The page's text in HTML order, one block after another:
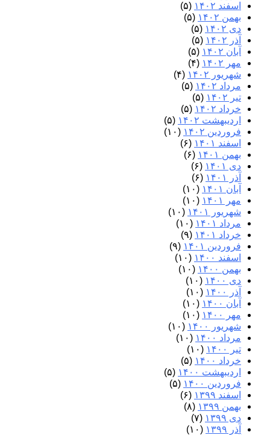
اسفند ۱۴۰۲
(۵)
بهمن ۱۴۰۲
(۵)
دی ۱۴۰۲
(۵)
آذر ۱۴۰۲
(۵)
آبان ۱۴۰۲
(۵)
مهر ۱۴۰۲
(۴)
شهریور ۱۴۰۲
(۴)
مرداد ۱۴۰۲
(۵)
تیر ۱۴۰۲
(۵)
خرداد ۱۴۰۲
(۵)
اردیبهشت ۱۴۰۲
(۵)
فروردین ۱۴۰۲
(۱۰)
اسفند ۱۴۰۱
(۶)
بهمن ۱۴۰۱
(۶)
دی ۱۴۰۱
(۶)
آذر ۱۴۰۱
(۶)
آبان ۱۴۰۱
(۱۰)
مهر ۱۴۰۱
(۱۰)
شهریور ۱۴۰۱
(۱۰)
مرداد ۱۴۰۱
(۱۰)
خرداد ۱۴۰۱
(۹)
فروردین ۱۴۰۱
(۹)
اسفند ۱۴۰۰
(۱۰)
بهمن ۱۴۰۰
(۱۰)
دی ۱۴۰۰
(۱۰)
آذر ۱۴۰۰
(۱۰)
آبان ۱۴۰۰
(۱۰)
مهر ۱۴۰۰
(۱۰)
شهریور ۱۴۰۰
(۱۰)
مرداد ۱۴۰۰
(۱۰)
تیر ۱۴۰۰
(۱۰)
خرداد ۱۴۰۰
(۵)
اردیبهشت ۱۴۰۰
(۵)
فروردین ۱۴۰۰
(۵)
اسفند ۱۳۹۹
(۶)
بهمن ۱۳۹۹
(۸)
دی ۱۳۹۹
(۷)
آذر ۱۳۹۹
(۱۰)